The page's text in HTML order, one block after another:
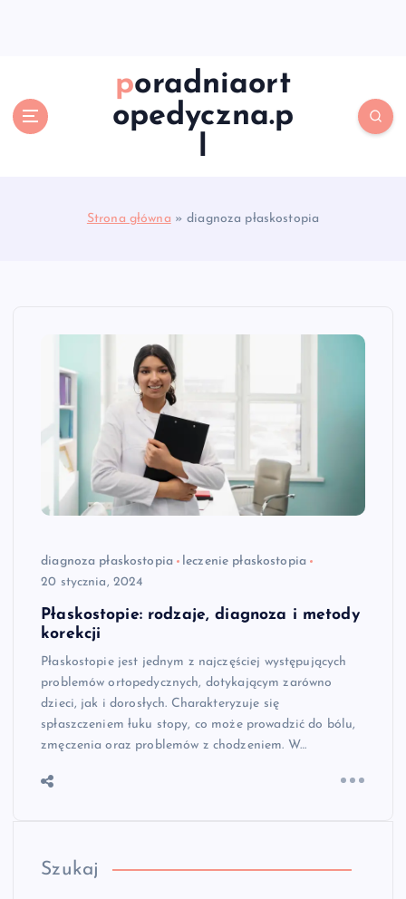
poradniaort
opedyczna.p
l
Strona główna »diagnoza płaskostopia
diagnoza płaskostopia
leczenie płaskostopia
20 stycznia, 2024
Płaskostopie: rodzaje, diagnoza i metody
korekcji
Płaskostopie jest jednym z najczęściej występujących
problemów ortopedycznych, dotykającym zarówno
dzieci, jak i dorosłych. Charakteryzuje się
spłaszczeniem łuku stopy, co może prowadzić do bólu,
zmęczenia oraz problemów z chodzeniem. W…
Szukaj